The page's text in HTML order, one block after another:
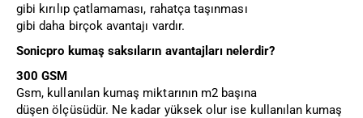
gibi kırılıp çatlamaması, rahatça taşınması
gibi daha birçok avantajı vardır.
Sonicpro kumaş saksıların avantajları nelerdir?
300 GSM
Gsm, kullanılan kumaş miktarının m2 başına
düşen ölçüsüdür. Ne kadar yüksek olur ise kullanılan kumaş